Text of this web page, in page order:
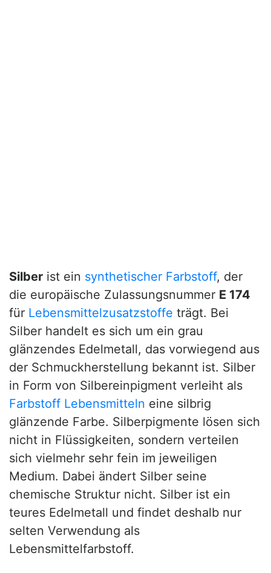
Silber ist ein synthetischer Farbstoff, der
die europäische Zulassungsnummer E 174
für Lebensmittelzusatzstoffe trägt. Bei
Silber handelt es sich um ein grau
glänzendes Edelmetall, das vorwiegend aus
der Schmuckherstellung bekannt ist. Silber
in Form von Silbereinpigment verleiht als
Farbstoff Lebensmitteln eine silbrig
glänzende Farbe. Silberpigmente lösen sich
nicht in Flüssigkeiten, sondern verteilen
sich vielmehr sehr fein im jeweiligen
Medium. Dabei ändert Silber seine
chemische Struktur nicht. Silber ist ein
teures Edelmetall und findet deshalb nur
selten Verwendung als
Lebensmittelfarbstoff.